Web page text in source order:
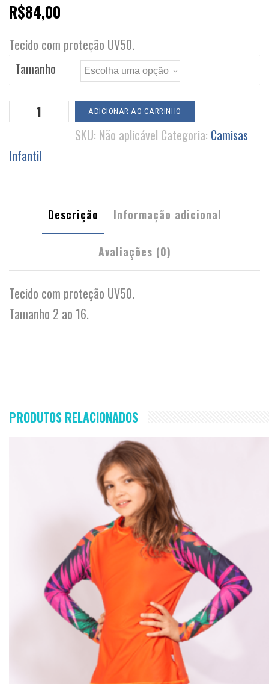
R$84,00
Tecido com proteção UV50.
Tamanho
Blusa
Unicórnio
quantidade
ADICIONAR AO CARRINHO
SKU: Não aplicável Categoria: Camisas
Infantil
Descrição Informação adicional
Avaliações (0)
Tecido com proteção UV50.
Tamanho 2 ao 16.
PRODUTOS RELACIONADOS